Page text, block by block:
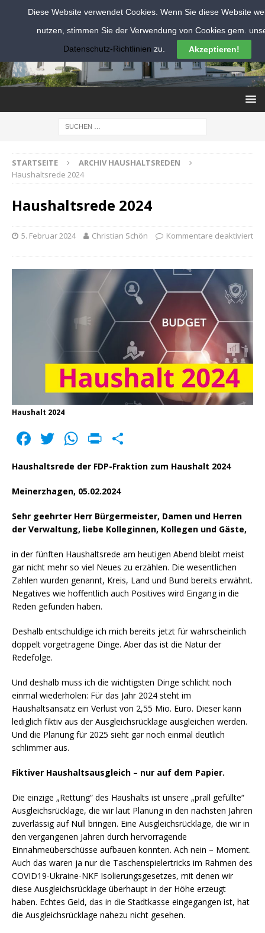
STARTSEITE
ARCHIV HAUSHALTSREDEN
Haushaltsrede 2024
Haushaltsrede 2024
5. Februar 2024 Christian Schön Kommentare deaktiviert
Haushalt 2024
F
a
c
e
b
o
o
k
T
w
it
te
r
W
h
a
ts
A
p
p
P
ri
n
t
ei
le
Haushaltsrede der FDP-Fraktion zum Haushalt 2024
Meinerzhagen, 05.02.2024
Sehr geehrter Herr Bürgermeister, Damen und Herren
der Verwaltung, liebe Kolleginnen, Kollegen und Gäste,
in der fünften Haushaltsrede am heutigen Abend bleibt meist
gar nicht mehr so viel Neues zu erzählen. Die wesentlichen
Zahlen wurden genannt, Kreis, Land und Bund bereits erwähnt.
Negatives wie hoffentlich auch Positives wird Eingang in die
Reden gefunden haben.
Deshalb entschuldige ich mich bereits jetzt für wahrscheinlich
doppelt vorgetragene Dinge. Aber das ist die Natur der
Redefolge.
Und deshalb muss ich die wichtigsten Dinge schlicht noch
einmal wiederholen: Für das Jahr 2024 steht im
Haushaltsansatz ein Verlust von 2,55 Mio. Euro. Dieser kann
lediglich fiktiv aus der Ausgleichsrücklage ausgleichen werden.
Und die Planung für 2025 sieht gar noch einmal deutlich
schlimmer aus.
Fiktiver Haushaltsausgleich – nur auf dem Papier.
Die einzige „Rettung“ des Haushalts ist unsere „prall gefüllte“
Ausgleichsrücklage, die wir laut Planung in den nächsten Jahren
zuverlässig auf Null bringen. Eine Ausgleichsrücklage, die wir in
den vergangenen Jahren durch hervorragende
Einnahmeüberschüsse aufbauen konnten. Ach nein – Moment.
Auch das waren ja nur die Taschenspielertricks im Rahmen des
COVID19-Ukraine-NKF Isolierungsgesetzes, mit denen wir
diese Ausgleichsrücklage überhaupt in der Höhe erzeugt
haben. Echtes Geld, das in die Stadtkasse eingegangen ist, hat
die Ausgleichsrücklage nahezu nicht gesehen.
Diese Website verwendet Cookies. Wenn Sie diese Website
nutzen, stimmen Sie der Verwendung von Cookies gem.
Datenschutz-Richtlinien zu. Akzeptieren!